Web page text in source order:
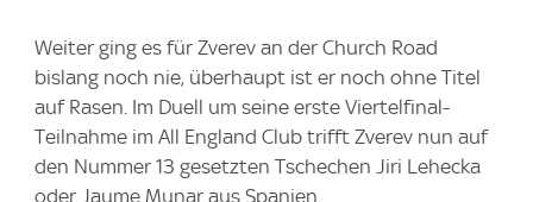
Weiter ging es für Zverev an der Church Road
bislang noch nie, überhaupt ist er noch ohne Titel
auf Rasen. Im Duell um seine erste Viertelfinal-
Teilnahme im All England Club trifft Zverev nun auf
den Nummer 13 gesetzten Tschechen Jiri Lehecka
oder Jaume Munar aus Spanien.